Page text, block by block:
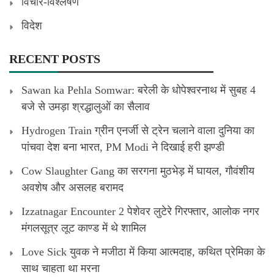
विदेश
RECENT POSTS
Sawan ka Pehla Somwar: बरेली के धोपेश्वरनाथ में सुबह 4
बजे से उमड़ा श्रद्धालुओं का सैलाव
Hydrogen Train ग्रीन एनर्जी से ट्रेन चलाने वाला दुनिया का
पांचवा देश बना भारत, PM Modi ने दिखाई हरी झण्डी
Cow Slaughter Gang का सरगना मुठभेड़ में घायल, गौवंशीय
अवशेष और असलह बरामद
Izzatnagar Encounter 2 पेशेवर लुटेरे गिरफ्तार, आलोक नगर
मंगलसूत्र लूट काण्‍ड में थे शामिल
Love Sick युवक ने मजीठा में किया आत्मदाह, कथित प्रेमिका के
साथ चाहता था मरना